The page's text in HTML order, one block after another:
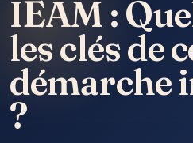
IEAM :
les clés de
démarche
?